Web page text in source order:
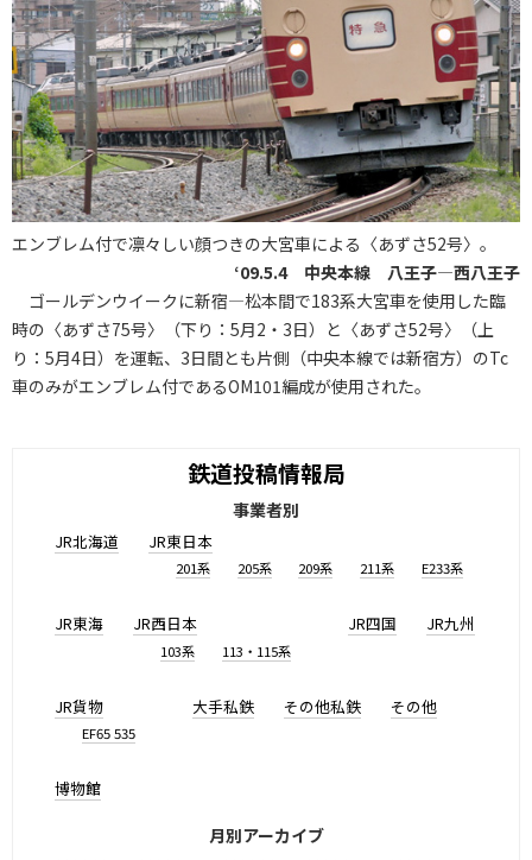
エンブレム付で凛々しい顔つきの大宮車による〈あずさ52号〉。
‘09.5.4 中央本線 八王子―西八王子
ゴールデンウイークに新宿―松本間で183系大宮車を使用した臨
時の〈あずさ75号〉（下り：5月2・3日）と〈あずさ52号〉（上
り：5月4日）を運転、3日間とも片側（中央本線では新宿方）のTc
車のみがエンブレム付であるOM101編成が使用された。
鉄道投稿情報局
事業者別
JR北海道 JR東日本
201系 205系 209系 211系 E233系
JR東海 JR西日本
103系 113・115系
JR四国 JR九州
JR貨物
EF65 535
大手私鉄 その他私鉄 その他
博物館
月別アーカイブ